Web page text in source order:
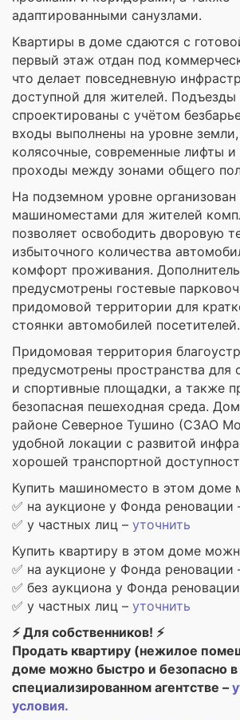
адаптированными санузлами.
Квартиры в доме сдаются с
первый этаж отдан под
что делает повседневную
доступной для жителей. Подъезды
спроектированы с учётом
входы выполнены на уровне
колясочные, современные лифты и
проходы между зонами общего
На подземном уровне организован
машиноместами для жителей
позволяет освободить дворовую
избыточного количества
комфорт проживания.
предусмотрены гостевые
придомовой территории для
стоянки автомобилей посетителей.
Придомовая территория
предусмотрены пространства для
и спортивные площадки, а также
безопасная пешеходная среда.
районе Северное Тушино (СЗАО
удобной локации с развитой
хорошей транспортной
Купить машиноместо в этом доме
✅ на аукционе у Фонда реновации
✅ у частных лиц – уточнить
Купить квартиру в этом доме
✅ на аукционе у Фонда реновации
✅ без аукциона у Фонда
✅ у частных лиц – уточнить
⚡ Для собственников! ⚡
Продать квартиру (нежилое
доме можно быстро и безопасно
специализированном агентстве –
условия.